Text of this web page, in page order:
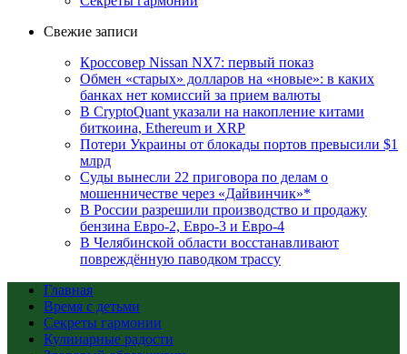
Свежие записи
Кроссовер Nissan NX7: первый показ
Обмен «старых» долларов на «новые»: в каких
банках нет комиссий за прием валюты
В CryptoQuant указали на накопление китами
биткоина, Ethereum и XRP
Потери Украины от блокады портов превысили $1
млрд
Суды вынесли 22 приговора по делам о
мошенничестве через «Дайвинчик»*
В России разрешили производство и продажу
бензина Евро-2, Евро-3 и Евро-4
В Челябинской области восстанавливают
повреждённую паводком трассу
Главная
Время с детьми
Секреты гармонии
Кулинарные радости